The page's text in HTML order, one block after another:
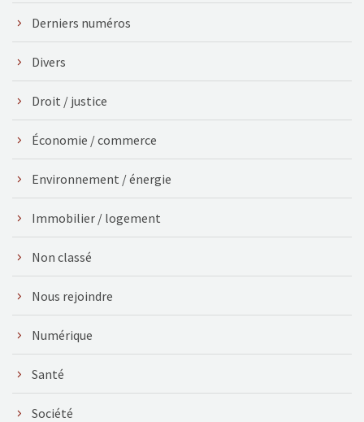
Derniers numéros
Divers
Droit / justice
Économie / commerce
Environnement / énergie
Immobilier / logement
Non classé
Nous rejoindre
Numérique
Santé
Société